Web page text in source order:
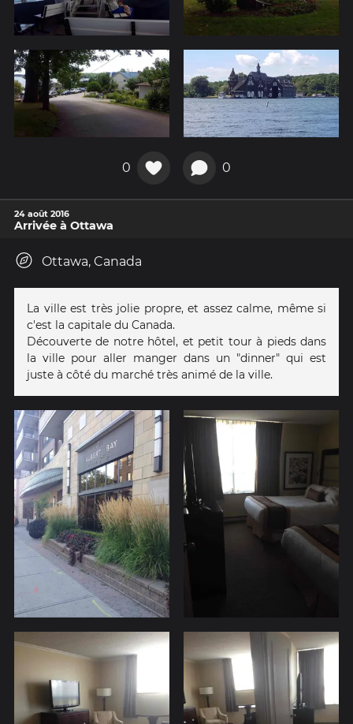
0 0
24 août 2016
Arrivée à Ottawa
Ottawa, Canada
La ville est très jolie propre, et assez calme, même si
c'est la capitale du Canada.
Découverte de notre hôtel, et petit tour à pieds dans
la ville pour aller manger dans un "dinner" qui est
juste à côté du marché très animé de la ville.